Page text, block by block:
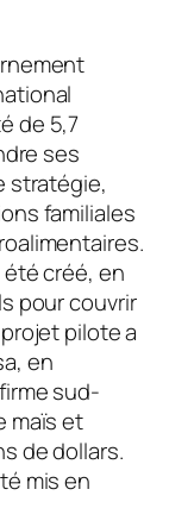
de 5,7
ses
stratégie,
familiales
été créé, en
pour couvrir
pilote a
en
sud-
maïs et
de dollars.
mis en